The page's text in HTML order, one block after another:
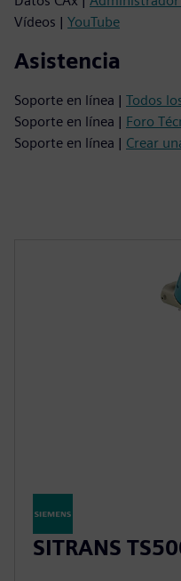
Vídeos | YouTube
Asistencia
Soporte en línea | Todos
Soporte en línea | Foro
Soporte en línea | Crear
SITRANS